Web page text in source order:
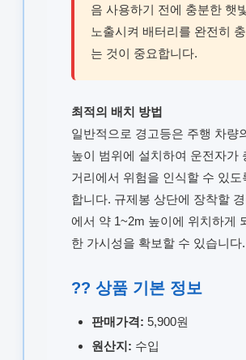
음 사용하기 전에 충분한 햇
노출시켜 배터리를 완전히
는 것이 중요합니다.
최적의 배치 방법
일반적으로 경고등은 주행 차량
높이 범위에 설치하여 운전자가
거리에서 위험을 인식할 수 있도
합니다. 규제봉 상단에 장착할
에서 약 1~2m 높이에 위치하게
한 가시성을 확보할 수 있습니다.
?? 상품 기본 정보
판매가격: 5,900원
원산지: 수입